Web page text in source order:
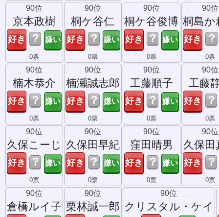
90位
京本政樹
？
0票
90位
桐ケ谷仁
？
0票
90位
桐ケ谷俊博
？
0票
90位
桐島か
？
0票
90位
楠木恭介
？
0票
90位
楠瀬誠志郎
？
0票
90位
工藤順子
？
0票
90位
工藤
？
0票
90位
久保こーじ
？
0票
90位
久保田早紀
？
0票
90位
窪田晴男
？
0票
90位
久保田
？
0票
90位
倉橋ルイ子
90位
栗林誠一郎
90位
クリスタル・ケイ